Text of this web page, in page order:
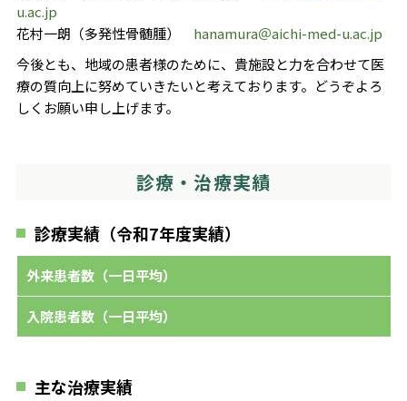
u.ac.jp
花村一朗（多発性骨髄腫） hanamura＠aichi-med-u.ac.jp
今後とも、地域の患者様のために、貴施設と力を合わせて医
療の質向上に努めていきたいと考えております。どうぞよろ
しくお願い申し上げます。
診療・治療実績
診療実績（令和7年度実績）
外来患者数（一日平均）
入院患者数（一日平均）
主な治療実績